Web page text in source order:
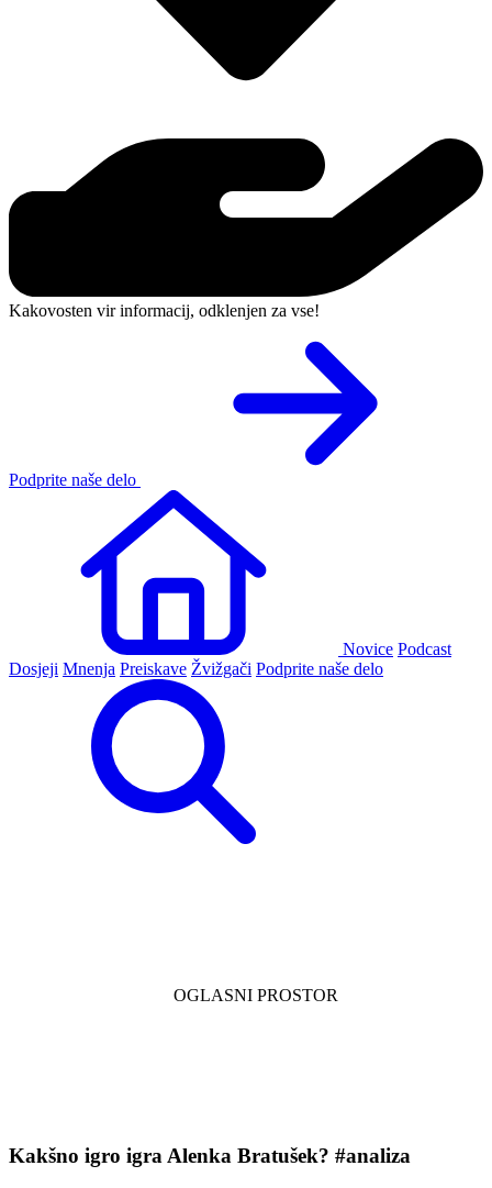
Kakovosten vir informacij, odklenjen za vse!
Podprite naše delo
Novice Podcast
Dosjeji Mnenja Preiskave Žvižgači Podprite naše delo
Kakšno igro igra Alenka Bratušek? #analiza